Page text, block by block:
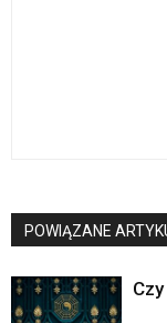
POWIĄZANE